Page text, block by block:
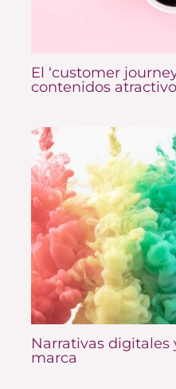
El ‘customer
contenidos
Narrativas digitales
marca